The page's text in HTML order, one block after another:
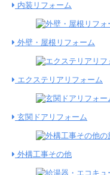
内装リフォーム
外壁・屋根リフォーム
エクステリアリフォーム
玄関ドアリフォーム
外構工事その他